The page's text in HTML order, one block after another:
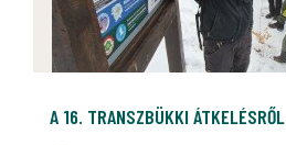
A 16. TRANSZBÜKKI ÁTKELÉSRŐL